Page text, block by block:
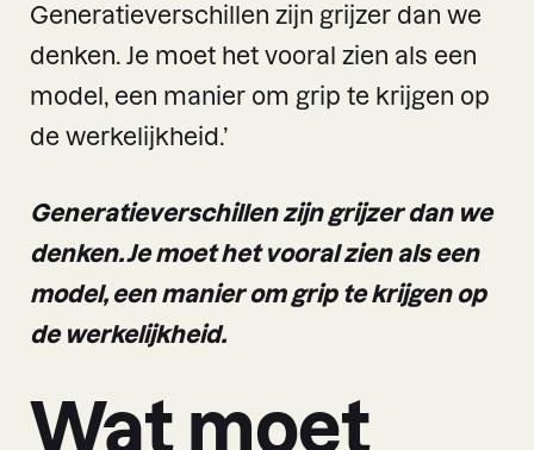
Generatieverschillen zijn grijzer dan we
denken. Je moet het vooral zien als een
model, een manier om grip te krijgen op
de werkelijkheid.’
Generatieverschillen zijn grijzer dan we
denken. Je moet het vooral zien als een
model, een manier om grip te krijgen op
de werkelijkheid.
Wat moet